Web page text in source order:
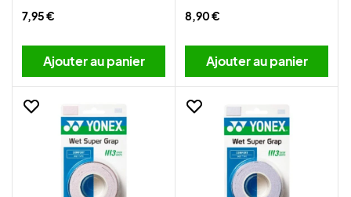
7,95 €
Ajouter au panier
8,90 €
Ajouter au panier